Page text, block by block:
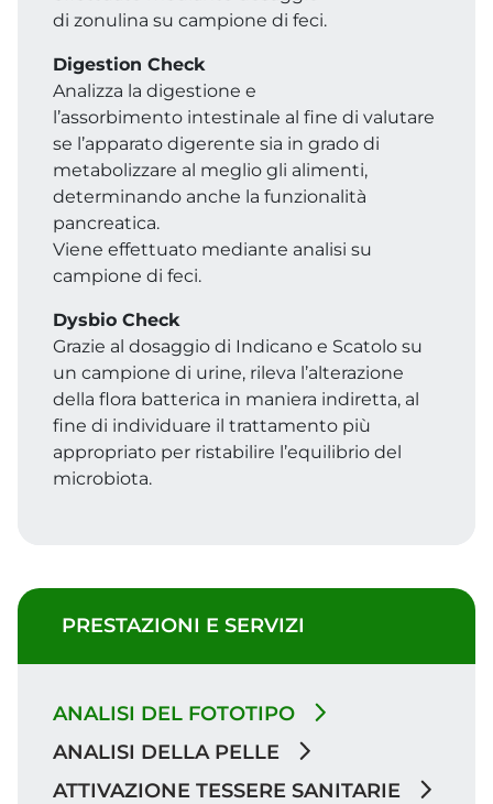
di zonulina su campione di feci.
Digestion Check
Analizza la digestione e
l’assorbimento intestinale al fine di valutare
se l’apparato digerente sia in grado di
metabolizzare al meglio gli alimenti,
determinando anche la funzionalità
pancreatica.
Viene effettuato mediante analisi su
campione di feci.
Dysbio Check
Grazie al dosaggio di Indicano e Scatolo su
un campione di urine, rileva l’alterazione
della flora batterica in maniera indiretta, al
fine di individuare il trattamento più
appropriato per ristabilire l’equilibrio del
microbiota.
PRESTAZIONI E SERVIZI
ANALISI DEL FOTOTIPO
ANALISI DELLA PELLE
ATTIVAZIONE TESSERE SANITARIE